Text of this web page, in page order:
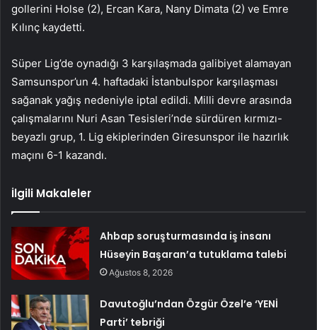
gollerini Holse (2), Ercan Kara, Nany Dimata (2) ve Emre
Kılınç kaydetti.
Süper Lig’de oynadığı 3 karşılaşmada galibiyet alamayan
Samsunspor’un 4. haftadaki İstanbulspor karşılaşması
sağanak yağış nedeniyle iptal edildi. Milli devre arasında
çalışmalarını Nuri Asan Tesisleri’nde sürdüren kırmızı-
beyazlı grup, 1. Lig ekiplerinden Giresunspor ile hazırlık
maçını 6-1 kazandı.
İlgili Makaleler
Ahbap soruşturmasında iş insanı
Hüseyin Başaran’a tutuklama talebi
Ağustos 8, 2026
Davutoğlu’ndan Özgür Özel’e ‘YENİ
Parti’ tebriği